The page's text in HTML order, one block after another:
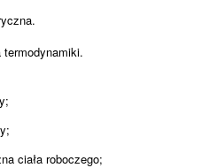
termodynamiki.
ciała roboczego;